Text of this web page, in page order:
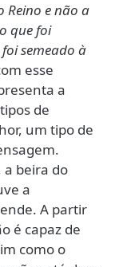
Reino e não a
que foi
semeado à
esse
a
de
um tipo de
beira do
a
A partir
é capaz de
como o